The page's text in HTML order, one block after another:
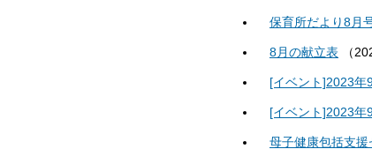
保育所だより8月
8月の献立表 （
[イベント]2023年
[イベント]2023年
母子健康包括支